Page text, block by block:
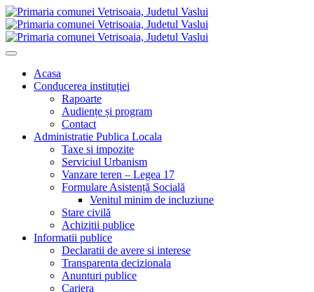
Acasa
Conducerea instituției
Rapoarte
Audiențe și program
Contact
Administratie Publica Locala
Taxe si impozite
Serviciul Urbanism
Vanzare teren – Legea 17
Formulare Asistență Socială
Venitul minim de incluziune
Stare civilă
Achizitii publice
Informatii publice
Declaratii de avere si interese
Transparenta decizionala
Anunturi publice
Cariera